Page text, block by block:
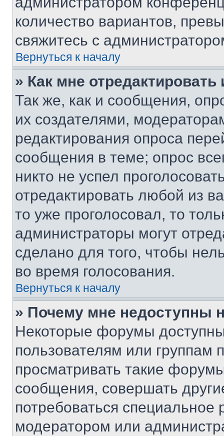
количество вариантов,
свяжитесь с
Вернуться к началу
» Как мне
Так же, как и сообщения,
их создателями,
редактирования опроса
сообщения в теме; опрос
никто не успел
отредактировать любой из
то уже проголосовал, то
администраторы могут
сделано для того, чтобы
во время голосования.
Вернуться к началу
» Почему мне недоступны
Некоторые форумы
пользователям или группам
просматривать такие
сообщения, совершать
потребоваться
модератором или